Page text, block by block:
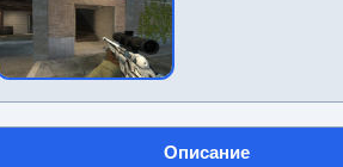
Описание